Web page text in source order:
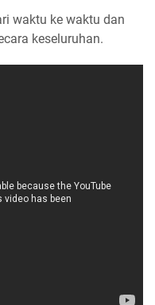
waktu ke waktu dan
keseluruhan.